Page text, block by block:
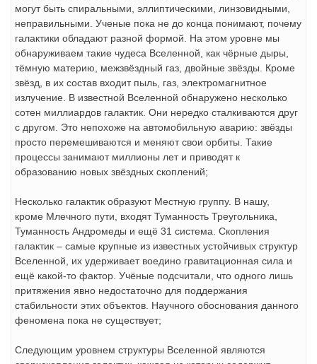
могут быть спиральными, эллиптическими, линзовидными,
неправильными. Ученые пока не до конца понимают, почему
галактики обладают разной формой. На этом уровне мы
обнаруживаем такие чудеса Вселенной, как чёрные дыры,
тёмную материю, межзвёздный газ, двойные звёзды. Кроме
звёзд, в их состав входит пыль, газ, электромагнитное
излучение. В известной Вселенной обнаружено несколько
сотен миллиардов галактик. Они нередко сталкиваются друг
с другом. Это непохоже на автомобильную аварию: звёзды
просто перемешиваются и меняют свои орбиты. Такие
процессы занимают миллионы лет и приводят к
образованию новых звёздных скоплений;
Несколько галактик образуют Местную группу. В нашу,
кроме Млечного пути, входят Туманность Треугольника,
Туманность Андромеды и ещё 31 система. Скопления
галактик – самые крупные из известных устойчивых структур
Вселенной, их удерживает воедино гравитационная сила и
ещё какой-то фактор. Учёные подсчитали, что одного лишь
притяжения явно недостаточно для поддержания
стабильности этих объектов. Научного обоснования данного
феномена пока не существует;
Следующим уровнем структуры Вселенной являются